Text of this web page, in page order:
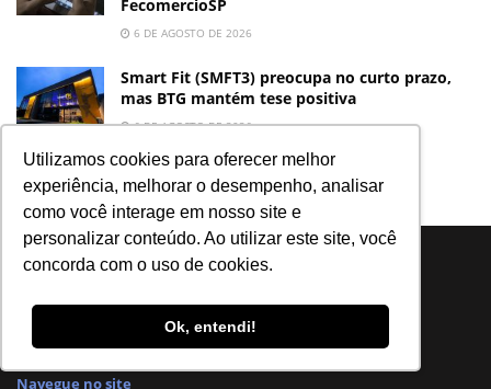
Utilizamos cookies para oferecer melhor
experiência, melhorar o desempenho, analisar
como você interage em nosso site e
personalizar conteúdo. Ao utilizar este site, você
concorda com o uso de cookies.
Ok, entendi!
FecomercioSP
6 DE AGOSTO DE 2026
Smart Fit (SMFT3) preocupa no curto prazo,
mas BTG mantém tese positiva
6 DE AGOSTO DE 2026
Notícias, análises e dados para você tomar as melhores decisões.
Navegue no site